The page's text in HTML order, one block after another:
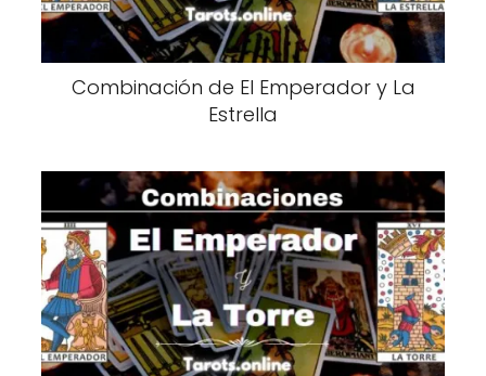
Combinación de El Emperador y La
Estrella